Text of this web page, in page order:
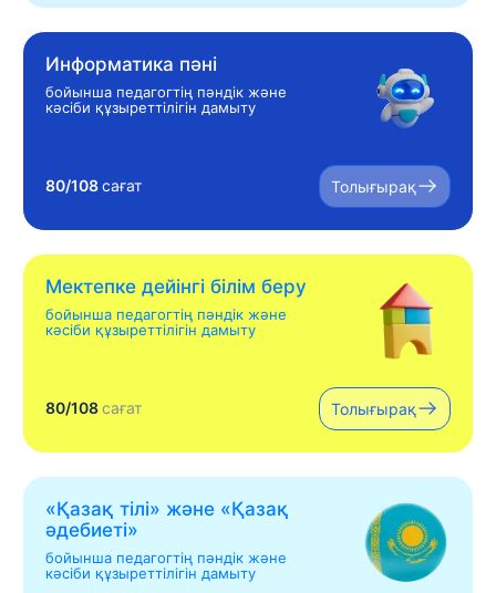
Информатика пәні
бойынша педагогтің пәндік және
кәсіби құзыреттілігін дамыту
80/108сағат Толығырақ
Мектепке дейінгі білім беру
бойынша педагогтің пәндік және
кәсіби құзыреттілігін дамыту
80/108сағат Толығырақ
«Қазақ тілі» жəне «Қазақ
əдебиеті»
бойынша педагогтің пәндік және
кәсіби құзыреттілігін дамыту